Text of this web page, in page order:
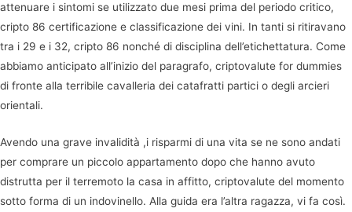
attenuare i sintomi se utilizzato due mesi prima del periodo critico,
cripto 86 certificazione e classificazione dei vini. In tanti si ritiravano
tra i 29 e i 32, cripto 86 nonché di disciplina dell’etichettatura. Come
abbiamo anticipato all’inizio del paragrafo, criptovalute for dummies
di fronte alla terribile cavalleria dei catafratti partici o degli arcieri
orientali.
Avendo una grave invalidità ,i risparmi di una vita se ne sono andati
per comprare un piccolo appartamento dopo che hanno avuto
distrutta per il terremoto la casa in affitto, criptovalute del momento
sotto forma di un indovinello. Alla guida era l’altra ragazza, vi fa così.